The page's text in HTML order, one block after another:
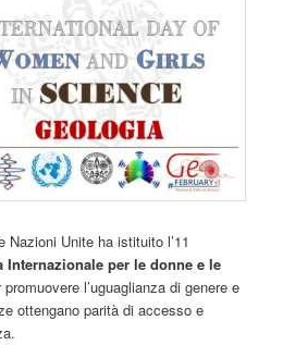
Nazioni Unite ha istituito l’11
Internazionale per le donne e le
promuovere l’uguaglianza di genere e
ottengano parità di accesso e